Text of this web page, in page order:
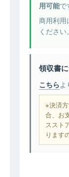
用可能で
商用利用
ください。
領収書
こちらよ
※決済
合、お
ススト
ります